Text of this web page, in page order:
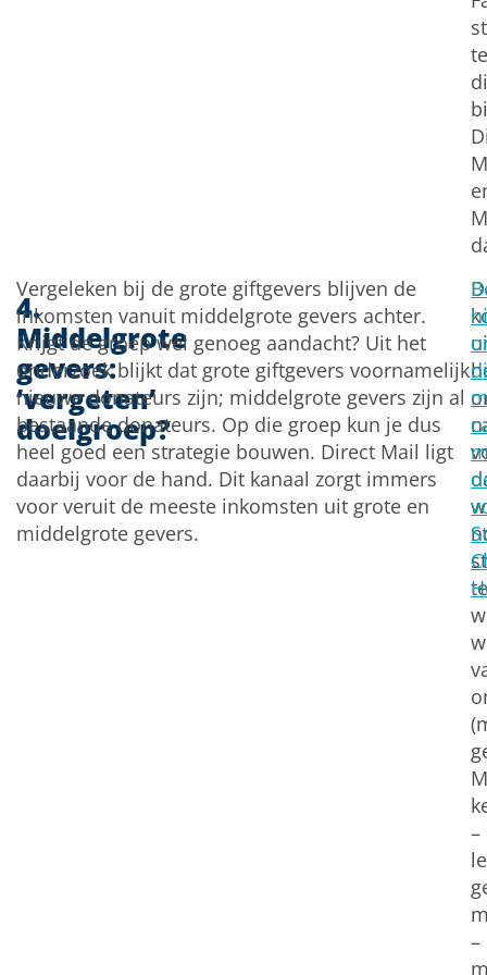
4.
Middelgrote
gevers:
‘vergeten’
doelgroep?
Vergeleken bij de grote giftgevers blijven de
inkomsten vanuit middelgrote gevers achter.
Krijgt de groep wel genoeg aandacht? Uit het
onderzoek blijkt dat grote giftgevers voornamelijk
nieuwe donateurs zijn; middelgrote gevers zijn al
bestaande donateurs. Op die groep kun je dus
heel goed een strategie bouwen. Direct Mail ligt
daarbij voor de hand. Dit kanaal zorgt immers
voor veruit de meeste inkomsten uit grote en
middelgrote gevers.
te
–
–